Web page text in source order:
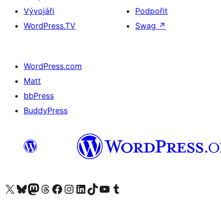
Vývojáři
WordPress.TV
Podpořit
Swag ↗
WordPress.com
Matt
bbPress
BuddyPress
Navštivte náš účet na X (dříve Twitter)
Navštivte náš Bluesky účetNavštivte náš účet Mastodon
Navštivte náš Threads účetNavštivte naši stránku na Facebooku
Navštivte náš Instagram účetNavštivte náš LinkedIn účetNavštivte náš TikTok účetNavštivte náš YouTube kanálNavštivte náš Tumblr účet